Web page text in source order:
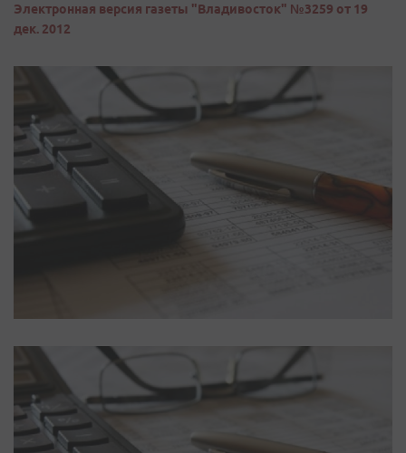
Электронная версия газеты "Владивосток" №3259 от 19
дек. 2012